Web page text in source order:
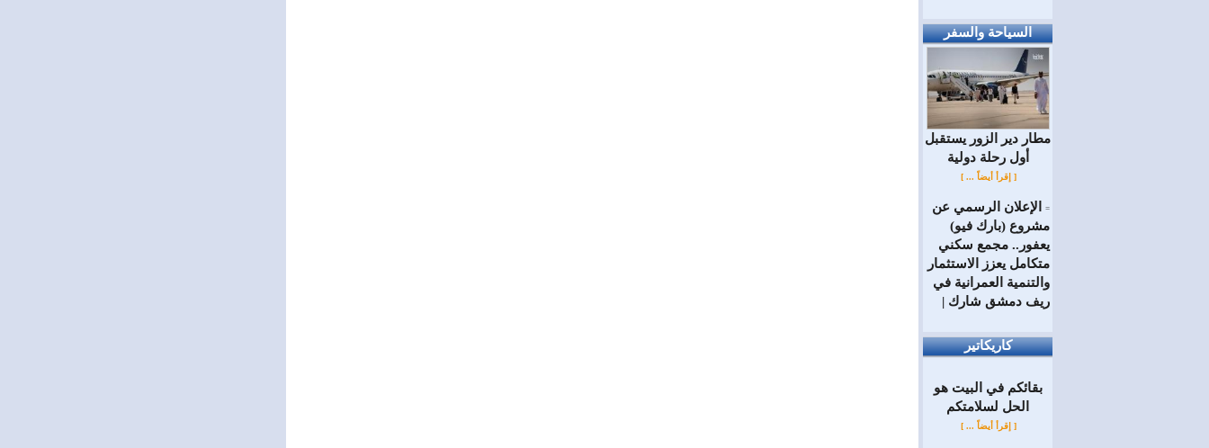
السياحة والسفر
مطار دير الزور يستقبل
أول رحلة دولية
[ إقرأ أيضاً ... ]
=
الإعلان الرسمي عن
مشروع (بارك فيو)
يعفور.. مجمع سكني
متكامل يعزز الاستثمار
والتنمية العمرانية في
ريف دمشق شارك |
كاريكاتير
بقائكم في البيت هو
الحل لسلامتكم
[ إقرأ أيضاً ... ]